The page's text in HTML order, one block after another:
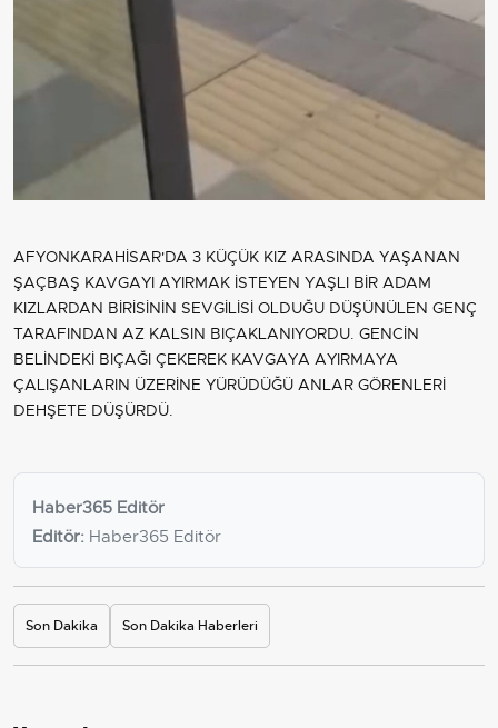
AFYONKARAHİSAR'DA 3 KÜÇÜK KIZ ARASINDA YAŞANAN
ŞAÇBAŞ KAVGAYI AYIRMAK İSTEYEN YAŞLI BİR ADAM
KIZLARDAN BİRİSİNİN SEVGİLİSİ OLDUĞU DÜŞÜNÜLEN GENÇ
TARAFINDAN AZ KALSIN BIÇAKLANIYORDU. GENCİN
BELİNDEKİ BIÇAĞI ÇEKEREK KAVGAYA AYIRMAYA
ÇALIŞANLARIN ÜZERİNE YÜRÜDÜĞÜ ANLAR GÖRENLERİ
DEHŞETE DÜŞÜRDÜ.
Haber365 Editör
Editör: Haber365 Editör
Son Dakika Son Dakika Haberleri